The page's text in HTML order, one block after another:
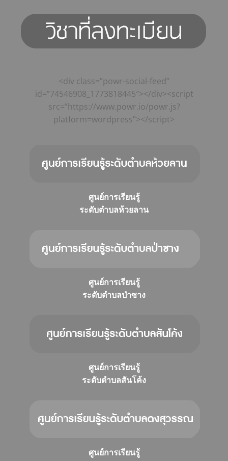
<div class=”powr-social-feed”
id=”74546908_1773818445″></div><script
src=”https://www.powr.io/powr.js?
platform=wordpress”></script>
ศูนย์การเรียนรู้
ระดับตำบลห้วยลาน
ศูนย์การเรียนรู้
ระดับตำบลป่าซาง
ศูนย์การเรียนรู้
ระดับตำบลสันโค้ง
ศูนย์การเรียนรู้